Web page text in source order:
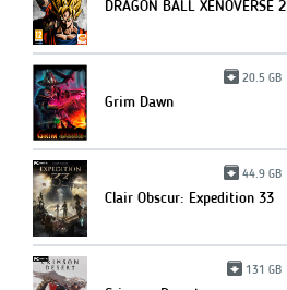
DRAGON BALL XENOVERSE 2
20.5 GB
Grim Dawn
44.9 GB
Clair Obscur: Expedition 33
131 GB